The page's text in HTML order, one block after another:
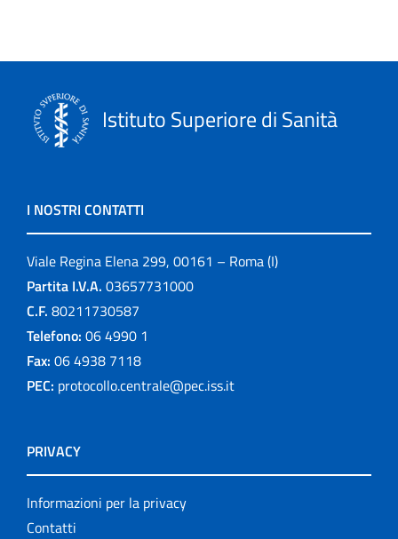
Istituto Superiore di Sanità
I NOSTRI CONTATTI
Viale Regina Elena 299, 00161 – Roma (I)
Partita I.V.A. 03657731000
C.F. 80211730587
Telefono: 06 4990 1
Fax: 06 4938 7118
PEC: protocollo.centrale@pec.iss.it
PRIVACY
Informazioni per la privacy
Contatti